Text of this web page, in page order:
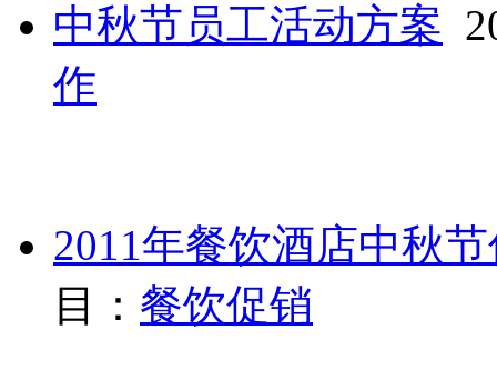
中秋节员工活动方案
作
2011年餐饮酒店中秋
目： 餐饮促销